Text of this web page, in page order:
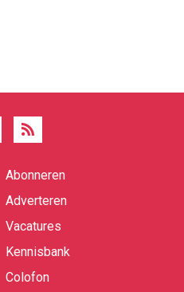
Abonneren
Adverteren
Vacatures
Kennisbank
Colofon